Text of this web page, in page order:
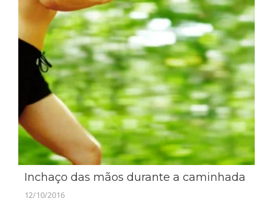
Inchaço das mãos durante a caminhada
12/10/2016